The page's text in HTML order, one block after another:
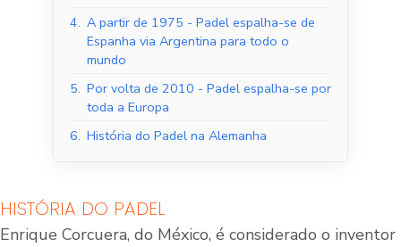
4. A partir de 1975 - Padel espalha-se de
Espanha via Argentina para todo o
mundo
5. Por volta de 2010 - Padel espalha-se por
toda a Europa
6. História do Padel na Alemanha
HISTÓRIA DO PADEL
Enrique Corcuera, do México, é considerado o inventor